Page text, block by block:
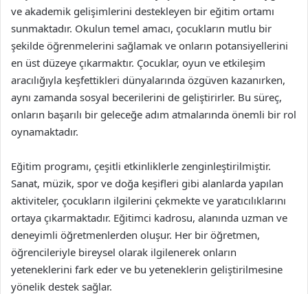
ve akademik gelişimlerini destekleyen bir eğitim ortamı
sunmaktadır. Okulun temel amacı, çocukların mutlu bir
şekilde öğrenmelerini sağlamak ve onların potansiyellerini
en üst düzeye çıkarmaktır. Çocuklar, oyun ve etkileşim
aracılığıyla keşfettikleri dünyalarında özgüven kazanırken,
aynı zamanda sosyal becerilerini de geliştirirler. Bu süreç,
onların başarılı bir geleceğe adım atmalarında önemli bir rol
oynamaktadır.
Eğitim programı, çeşitli etkinliklerle zenginleştirilmiştir.
Sanat, müzik, spor ve doğa keşifleri gibi alanlarda yapılan
aktiviteler, çocukların ilgilerini çekmekte ve yaratıcılıklarını
ortaya çıkarmaktadır. Eğitimci kadrosu, alanında uzman ve
deneyimli öğretmenlerden oluşur. Her bir öğretmen,
öğrencileriyle bireysel olarak ilgilenerek onların
yeteneklerini fark eder ve bu yeteneklerin geliştirilmesine
yönelik destek sağlar.